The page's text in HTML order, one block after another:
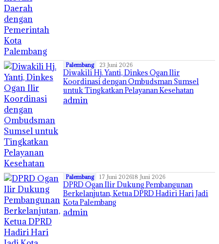
Palembang 23 Juni 2026
Diwakili Hj. Yanti, Dinkes Ogan Ilir
Koordinasi dengan Ombudsman Sumsel
untuk Tingkatkan Pelayanan Kesehatan
admin
Palembang 17 Juni 202618 Juni 2026
DPRD Ogan Ilir Dukung Pembangunan
Berkelanjutan, Ketua DPRD Hadiri Hari Jadi
Kota Palembang
admin